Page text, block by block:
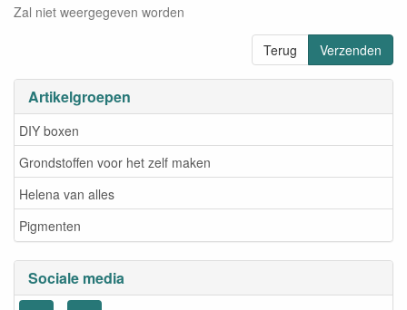
Artikelgroepen
DIY boxen
Grondstoffen voor het zelf maken
Helena van alles
Pigmenten
Sociale media
Zal niet weergegeven worden
Terug Verzenden